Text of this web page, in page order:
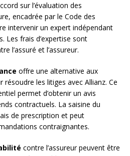
sur l’évaluation des
encadrée par le Code des
intervenir un expert indépendant
Les frais d’expertise sont
l’assuré et l’assureur.
offre une alternative aux
les litiges avec Allianz. Ce
permet d’obtenir un avis
contractuels. La saisine du
de prescription et peut
contraignantes.
contre l’assureur peuvent être